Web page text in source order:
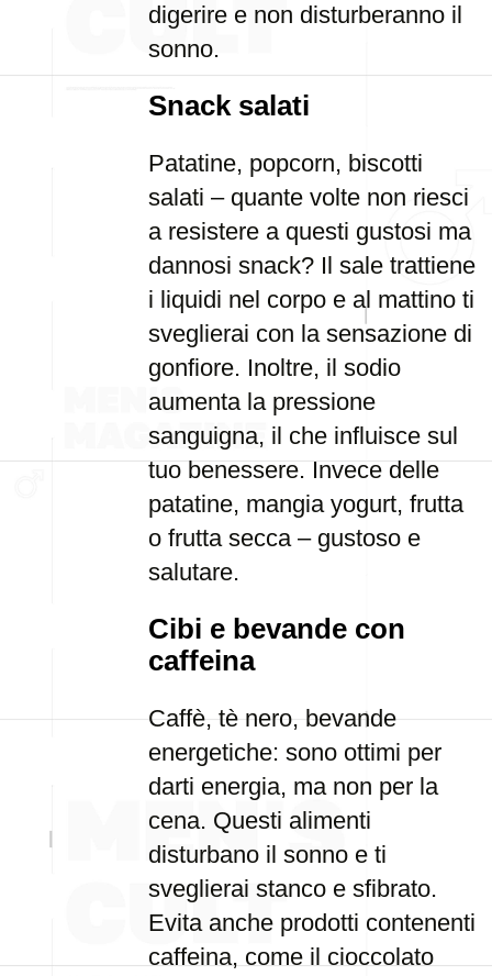
digerire e non disturberanno il
sonno.
Snack salati
Patatine, popcorn, biscotti
salati – quante volte non riesci
a resistere a questi gustosi ma
dannosi snack? Il sale trattiene
i liquidi nel corpo e al mattino ti
sveglierai con la sensazione di
gonfiore. Inoltre, il sodio
aumenta la pressione
sanguigna, il che influisce sul
tuo benessere. Invece delle
patatine, mangia yogurt, frutta
o frutta secca – gustoso e
salutare.
Cibi e bevande con
caffeina
Caffè, tè nero, bevande
energetiche: sono ottimi per
darti energia, ma non per la
cena. Questi alimenti
disturbano il sonno e ti
sveglierai stanco e sfibrato.
Evita anche prodotti contenenti
caffeina, come il cioccolato